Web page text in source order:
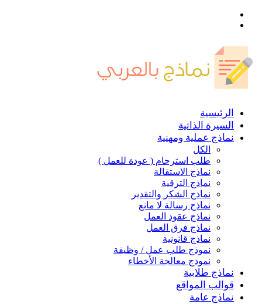
الرئيسية
السيرة الذاتية
نماذج عملية ومهنية
الكل
طلب استرحام ( عودة للعمل )
نماذج الاستقالة
نماذج الترقية
نماذج الشكر والتقدير
نماذج رسالة لا مانع
نماذج عقود العمل
نماذج فرق العمل
نماذج قانونية
نموذج طلب عمل / وظيفة
نموذج معالجة الأخطاء
نماذج طلابية
قوالب المواقع
نماذج عامة